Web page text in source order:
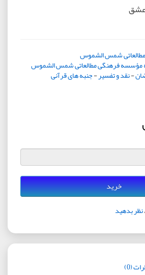
شمس الشموس
مؤسسه فرهنگی مطالعاتی شمس الشموس
-نقد و تفسیر-جنبه های قرآنی
خرید
نظر بدهید
(0)